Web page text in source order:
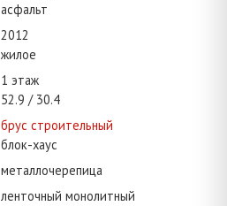
асфальт
2012
жилое
1 этаж
52.9
30.4
брус строительный
блок-хаус
металлочерепица
ленточный монолитный